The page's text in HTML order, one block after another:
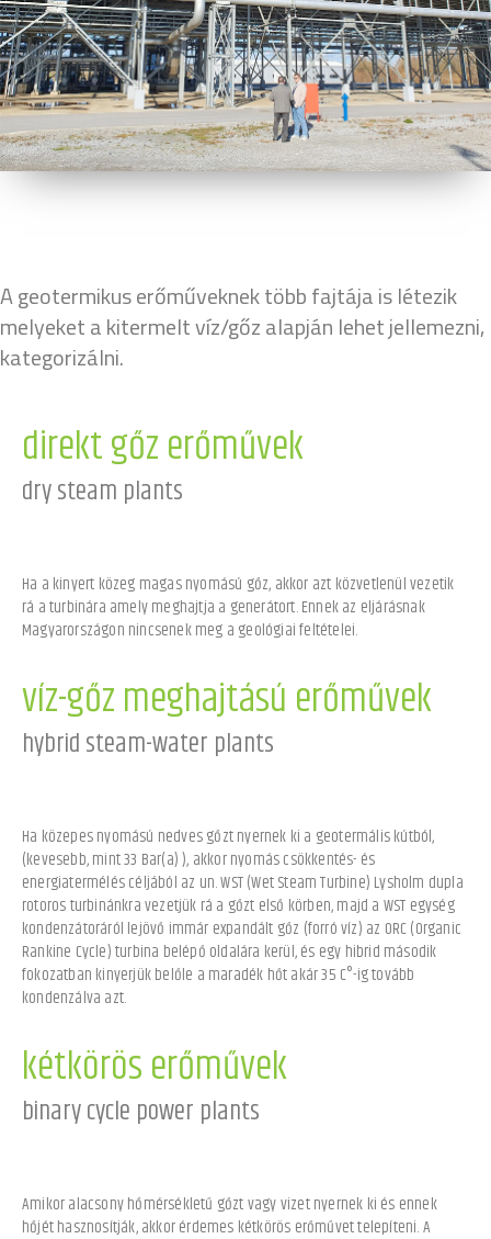
A geotermikus erőműveknek több fajtája is létezik
melyeket a kitermelt víz/gőz alapján lehet jellemezni,
kategorizálni.
direkt gőz erőművek
dry steam plants
Ha a kinyert közeg magas nyomású gőz, akkor azt közvetlenül vezetik
rá a turbinára amely meghajtja a generátort. Ennek az eljárásnak
Magyarországon nincsenek meg a geológiai feltételei.
víz-gőz meghajtású erőművek
hybrid steam-water plants
Ha közepes nyomású nedves gőzt nyernek ki a geotermális kútból,
(kevesebb, mint 33 Bar(a) ), akkor nyomás csökkentés- és
energiatermélés céljából az un. WST (Wet Steam Turbine) Lysholm dupla
rotoros turbinánkra vezetjük rá a gőzt első körben, majd a WST egység
kondenzátoráról lejövő immár expandált gőz (forró víz) az ORC (Organic
Rankine Cycle) turbina belépő oldalára kerül, és egy hibrid második
fokozatban kinyerjük belőle a maradék hőt akár 35 C°-ig tovább
kondenzálva azt.
kétkörös erőművek
binary cycle power plants
Amikor alacsony hőmérsékletű gőzt vagy vizet nyernek ki és ennek
hőjét hasznosítják, akkor érdemes kétkörös erőművet telepíteni. A